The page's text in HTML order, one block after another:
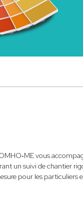
vous
un suivi de chantier
pour les particuliers